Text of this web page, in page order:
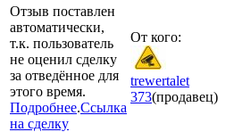
Отзыв поставлен
автоматически,
т.к. пользователь
не оценил сделку
за отведённое для
этого время.
Подробнее.Ссылка
на сделку
От кого:
trewertalet
373(продавец)